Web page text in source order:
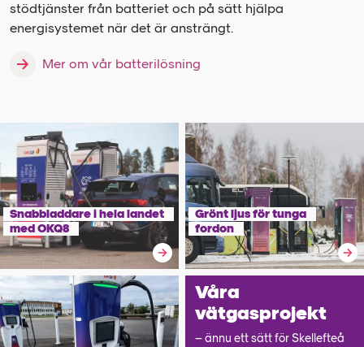
stödtjänster från batteriet och på sätt hjälpa
energisystemet när det är ansträngt.
Mer om vår batterilösning
Snabbladdare i hela landet
med OKQ8
Grönt ljus för tunga
fordon
Våra
vätgasprojekt
– ännu ett sätt för Skellefteå